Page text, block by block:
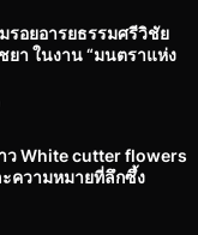
รอยอารยธรรมศรีวิชัย
ยา ในงาน “มนตราแห่ง
ว White cutter flowers
ะความหมายที่ลึกซึ้ง